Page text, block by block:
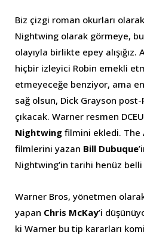
Biz çizgi roman okurları olarak
Nightwing olarak görmeye,
olayıyla birlikte epey
hiçbir izleyici Robin emekli
etmeyeceğe benziyor, ama
sağ olsun, Dick Grayson post-
çıkacak. Warner resmen
Nightwing filmini ekledi. The
filmlerini yazan Bill Dubuque
Nightwing’in tarihi henüz belli
Warner Bros, yönetmen
yapan Chris McKay’i
ki Warner bu tip kararları